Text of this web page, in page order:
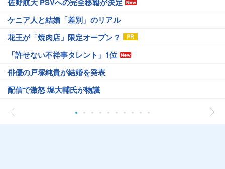
佐野航大 PSVへの完全移籍が決定
ケニア人と結婚「差別」のリアル
花王が「焼肉店」限定オープン？
「許せない不祥事タレント」1位
俳優の戸塚純貴が結婚を発表
配信で激怒 堀大輔氏が物議